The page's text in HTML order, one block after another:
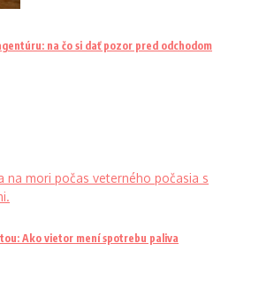
na čo si dať pozor pred odchodom
Ako vietor mení spotrebu paliva